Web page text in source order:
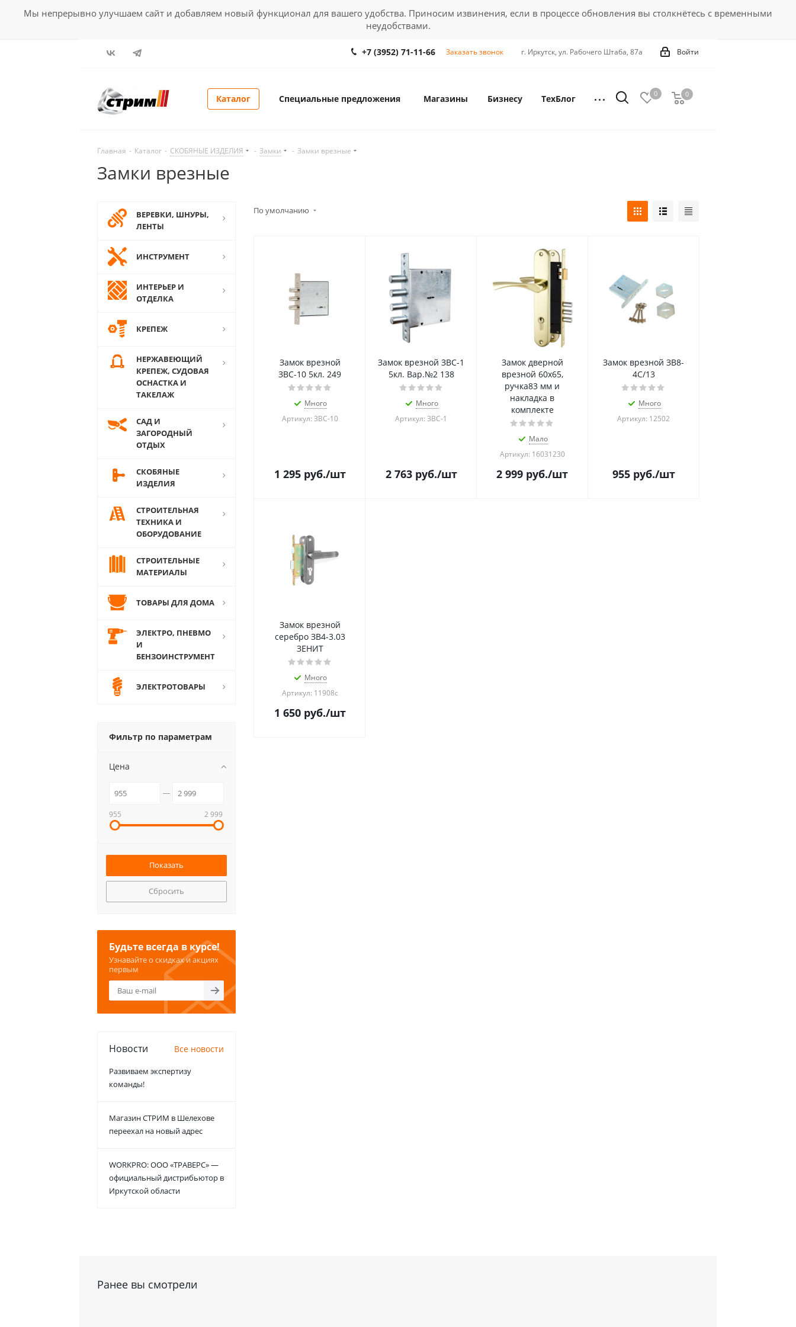
Мы непрерывно улучшаем сайт и добавляем новый функционал для вашего удобства. Приносим извинения, если в процессе обновления вы столкнётесь с временными
неудобствами.
Войти
г. Иркутск, ул. Рабочего Штаба, 87а
+7 (3952) 71-11-66 Заказать звонок
0 0
0
Каталог Специальные предложения Магазины Бизнесу ТехБлог
Главная - Каталог - СКОБЯНЫЕ ИЗДЕЛИЯ - Замки - Замки врезные
Замки врезные
По умолчанию
Замок врезной
ЗВС-10 5кл. 249
Много
Артикул: ЗВС-10
1 295руб./шт
Замок врезной ЗВС-1
5кл. Вар.№2 138
Много
Артикул: ЗВС-1
2 763руб./шт
Замок дверной
врезной 60х65,
ручка83 мм и
накладка в
комплекте
Мало
Артикул: 16031230
2 999 руб./шт
Замок врезной ЗВ8-
4С/13
Много
Артикул: 12502
955руб./шт
Замок врезной
серебро ЗВ4-3.03
ЗЕНИТ
Много
Артикул: 11908с
1 650руб./шт
ВЕРЕВКИ, ШНУРЫ,
ЛЕНТЫ
ИНСТРУМЕНТ
ИНТЕРЬЕР И
ОТДЕЛКА
КРЕПЕЖ
НЕРЖАВЕЮЩИЙ
КРЕПЕЖ, СУДОВАЯ
ОСНАСТКА И
ТАКЕЛАЖ
САД И
ЗАГОРОДНЫЙ
ОТДЫХ
СКОБЯНЫЕ
ИЗДЕЛИЯ
СТРОИТЕЛЬНАЯ
ТЕХНИКА И
ОБОРУДОВАНИЕ
СТРОИТЕЛЬНЫЕ
МАТЕРИАЛЫ
ТОВАРЫ ДЛЯ ДОМА
ЭЛЕКТРО, ПНЕВМО
И
БЕНЗОИНСТРУМЕНТ
ЭЛЕКТРОТОВАРЫ
Фильтр по параметрам
Цена
955 2 999
Сбросить
Будьте всегда в курсе!
Узнавайте о скидках и акциях
первым
Новости Все новости
Развиваем экспертизу
команды!
Магазин СТРИМ в Шелехове
переехал на новый адрес
WORKPRO: ООО «ТРАВЕРС» —
официальный дистрибьютор в
Иркутской области
Ранее вы смотрели